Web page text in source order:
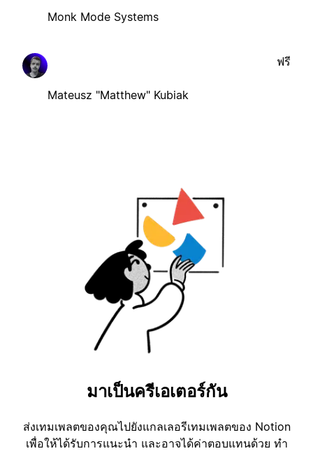
Monk Mode Systems
Mateusz "Matthew" Kubiak
ฟรี
มาเป็นครีเอเตอร์กัน
ส่งเทมเพลตของคุณไปยังแกลเลอรีเทมเพลตของ Notion
เพื่อให้ได้รับการแนะนำ และอาจได้ค่าตอบแทนด้วย ทำ